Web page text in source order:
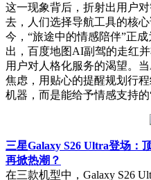
这一现象背后，折射出用户
去，人们选择导航工具的核
今，“旅途中的情感陪伴”正
出，百度地图AI副驾的走红
用户对人格化服务的渴望。
焦虑，用贴心的提醒规划行
机器，而是能给予情感支持的
三星Galaxy S26 Ultra登场：
再掀热潮？
在三款机型中，Galaxy S26